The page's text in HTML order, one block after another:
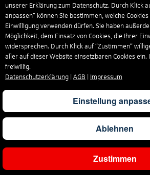
Ergebnisse filtern
Tschechische Republik
Tunesien
Türkei
Ungarn
USA
unserer Erklärung zum Datenschutz. Durch Klick
anpassen" können Sie bestimmen, welche
Einwilligung verwenden dürfen. Sie haben
Möglichkeit, dem Einsatz von Cookies, die Ihrer
widersprechen. Durch Klick auf “Zustimmen“
aller auf dieser Website einsetzbaren Cookies ein.
freiwillig.
Datenschutzerklärung
AGB Impressum
Einstellung
Ablehnen
Zustimmen